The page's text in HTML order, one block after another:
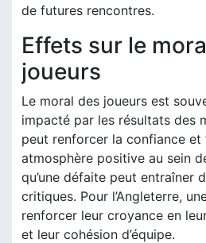
de futures rencontres.
Effets sur le
joueurs
Le moral des joueurs est
impacté par les résultats des
peut renforcer la confiance et
atmosphère positive au sein
qu’une défaite peut entraîner
critiques. Pour l’Angleterre,
renforcer leur croyance en
et leur cohésion d’équipe.